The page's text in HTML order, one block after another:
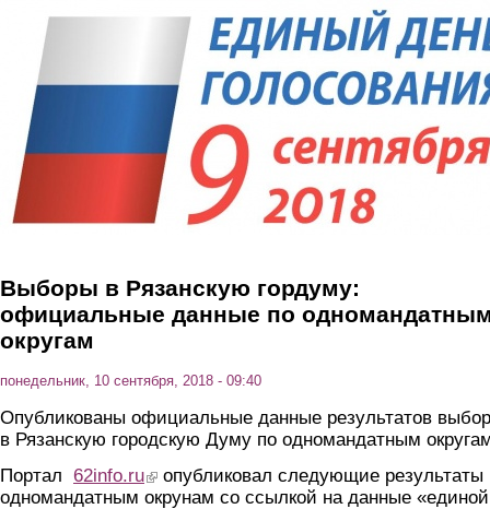
Выборы в Рязанскую гордуму:
официальные данные по
округам
понедельник, 10 сентября, 2018 - 09:40
Опубликованы официальные данные результатов
в Рязанскую городскую Думу по одномандатным
Портал 62info.ru(link is external)
опубликовал следующие результаты
одномандатным окрунам со ссылкой на данные «единой